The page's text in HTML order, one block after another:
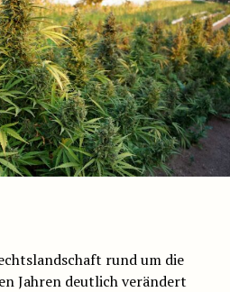
rund um die
Jahren deutlich verändert